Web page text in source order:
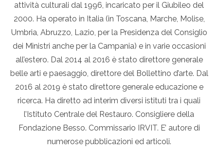
attività culturali dal 1996, incaricato per il Giubileo del
2000. Ha operato in Italia (in Toscana, Marche, Molise,
Umbria, Abruzzo, Lazio, per la Presidenza del Consiglio
dei Ministri anche per la Campania) e in varie occasioni
all’estero. Dal 2014 al 2016 è stato direttore generale
belle arti e paesaggio, direttore del Bollettino d’arte. Dal
2016 al 2019 è stato direttore generale educazione e
ricerca. Ha diretto ad interim diversi istituti tra i quali
l’Istituto Centrale del Restauro. Consigliere della
Fondazione Besso. Commissario IRVIT. E’ autore di
numerose pubblicazioni ed articoli.